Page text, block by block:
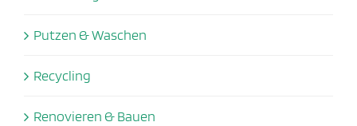
Putzen & Waschen
Recycling
Renovieren & Bauen